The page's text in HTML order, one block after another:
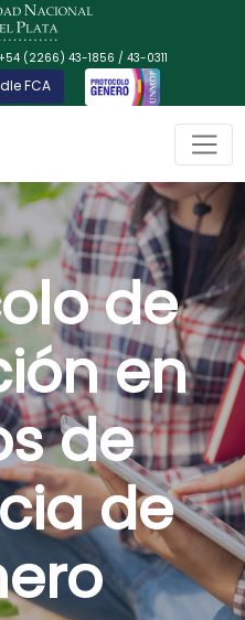
+54 (2266) 43-1856 / 43-0311
FCA
de
en
de
de